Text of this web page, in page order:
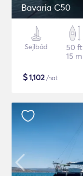
Bavaria C50
Sejlbåd
50 ft
15 m
$1,102/nat